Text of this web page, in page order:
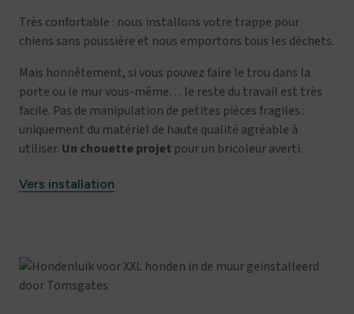
Très confortable : nous installons votre trappe pour
chiens sans poussière et nous emportons tous les déchets.
Mais honnêtement, si vous pouvez faire le trou dans la
porte ou le mur vous-même… le reste du travail est très
facile. Pas de manipulation de petites pièces fragiles :
uniquement du matériel de haute qualité agréable à
utiliser. Un chouette projet pour un bricoleur averti.
Vers installation